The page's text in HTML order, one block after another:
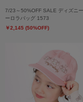
7/23～50%OFF SALE ディズニ
ーロラバッグ 1573
￥2,145 (50%OFF)